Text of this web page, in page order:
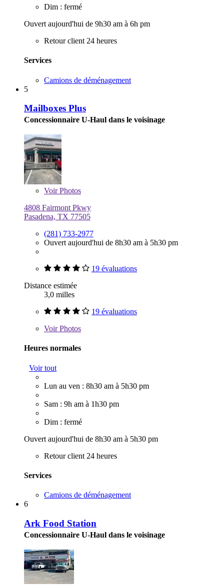
Dim : fermé
Ouvert aujourd'hui de 9h30 am à 6h pm
Retour client 24 heures
Services
Camions de déménagement
5
Mailboxes Plus
Concessionnaire U-Haul dans le voisinage
VoirPhotos
4808 Fairmont Pkwy
Pasadena, TX 77505
(281) 733-2977
Ouvert aujourd'hui de 8h30 am à 5h30 pm
19 évaluations
Distance estimée
3,0 milles
19 évaluations
VoirPhotos
Heures normales
Voir tout
Lun au ven : 8h30 am à 5h30 pm
Sam : 9h am à 1h30 pm
Dim : fermé
Ouvert aujourd'hui de 8h30 am à 5h30 pm
Retour client 24 heures
Services
Camions de déménagement
6
Ark Food Station
Concessionnaire U-Haul dans le voisinage